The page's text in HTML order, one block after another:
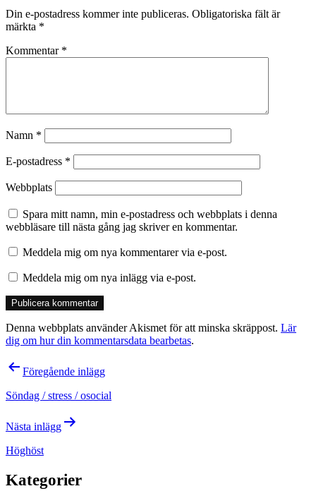
Din e-postadress kommer inte publiceras. Obligatoriska fält är
märkta *
Kommentar *
Namn *
E-postadress *
Webbplats
Spara mitt namn, min e-postadress och webbplats i denna
webbläsare till nästa gång jag skriver en kommentar.
Meddela mig om nya kommentarer via e-post.
Meddela mig om nya inlägg via e-post.
Denna webbplats använder Akismet för att minska skräppost. Lär
dig om hur din kommentarsdata bearbetas.
Inläggsnavigering
Föregående inlägg
Söndag / stress / osocial
Nästa inlägg
Höghöst
Kategorier